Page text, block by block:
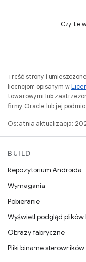
Czy te
Treść strony i
licencjom opisanym w
towarowymi lub
firmy Oracle lub jej
Ostatnia aktualizacja:
BUILD
Repozytorium Androida
Wymagania
Pobieranie
Wyświetl podgląd plików
Obrazy fabryczne
Pliki binarne sterowników